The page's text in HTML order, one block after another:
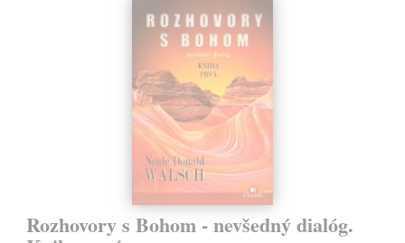
Rozhovory s Bohom - nevšedný dialóg.